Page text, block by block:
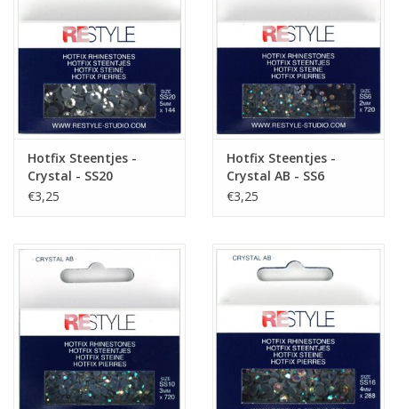
Hotfix Steentjes -
Crystal - SS20
€3,25
Hotfix Steentjes -
Crystal AB - SS6
€3,25